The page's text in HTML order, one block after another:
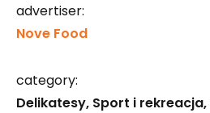
advertiser:
Nove Food
category:
Delikatesy Sport i rekreacja